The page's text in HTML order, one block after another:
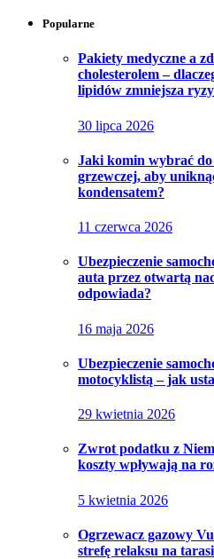
Popularne
Pakiety medyczne a
cholesterolem –
lipidów zmniejsza
30 lipca 2026
Jaki komin wybrać do
grzewczej, aby
kondensatem?
11 czerwca 2026
Ubezpieczenie
auta przez otwartą
odpowiada?
16 maja 2026
Ubezpieczenie
motocyklistą – jak
29 kwietnia 2026
Zwrot podatku z
koszty wpływają na
5 kwietnia 2026
Ogrzewacz gazowy
strefę relaksu na